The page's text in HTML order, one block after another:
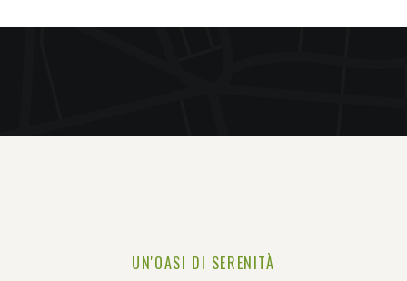
UN'OASI DI SERENITÀ